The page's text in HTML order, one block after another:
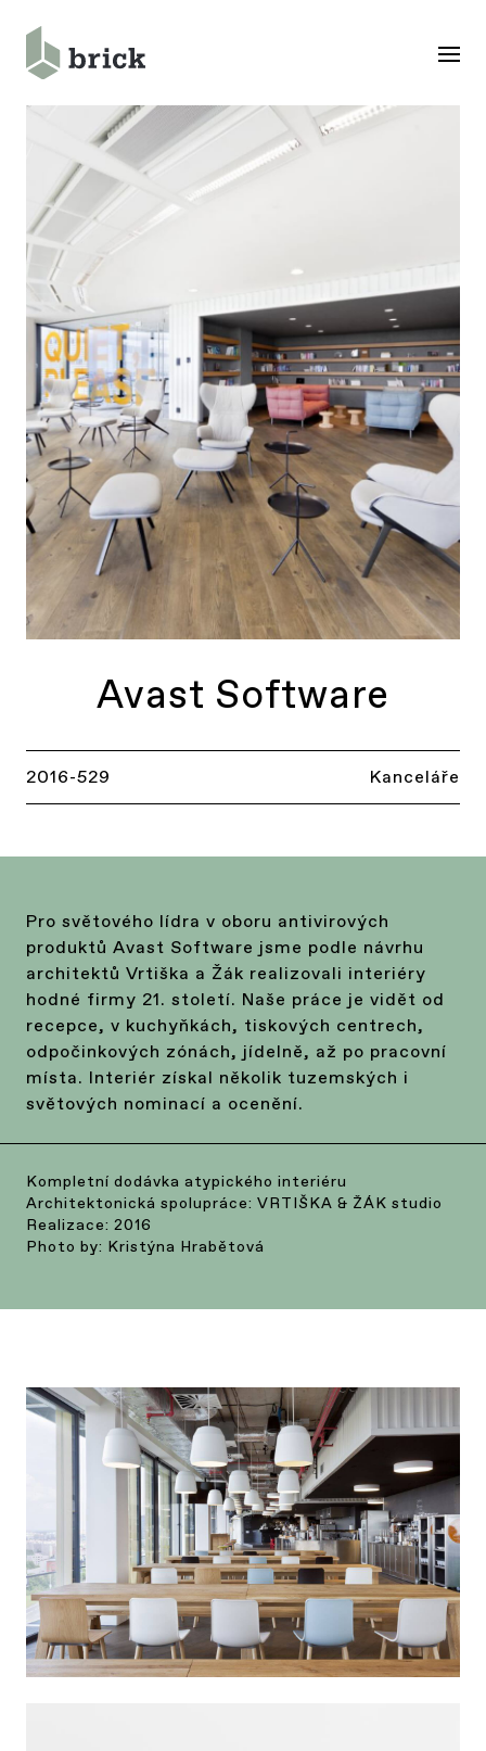
Avast Software
2016-529 Kanceláře
Pro světového lídra v oboru antivirových
produktů Avast Software jsme podle návrhu
architektů Vrtiška a Žák realizovali interiéry
hodné firmy 21. století. Naše práce je vidět od
recepce, v kuchyňkách, tiskových centrech,
odpočinkových zónách, jídelně, až po pracovní
místa. Interiér získal několik tuzemských i
světových nominací a ocenění.
Kompletní dodávka atypického interiéru
Architektonická spolupráce: VRTIŠKA & ŽÁK studio
Realizace: 2016
Photo by: Kristýna Hrabětová